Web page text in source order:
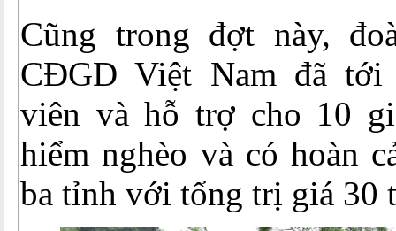
Cũng trong đợt này,
CĐGD Việt Nam đã tới
viên và hỗ trợ cho 10
hiểm nghèo và có hoàn
ba tỉnh với tổng trị giá 30